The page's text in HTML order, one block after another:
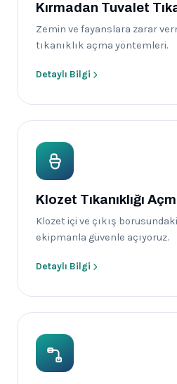
Kırmadan Tuvalet
Zemin ve fayanslara zarar
tıkanıklık açma yöntemleri.
Detaylı Bilgi
Klozet Tıkanıklığı
Klozet içi ve çıkış
ekipmanla güvenle açıyoruz.
Detaylı Bilgi